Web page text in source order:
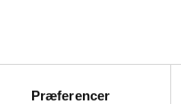
Præferencer